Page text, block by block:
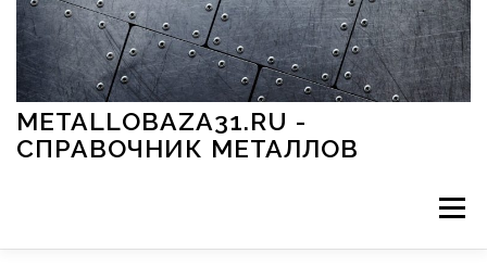
Перейти к содержимому
METALLOBAZA31.RU -
СПРАВОЧНИК МЕТАЛЛОВ
Меню